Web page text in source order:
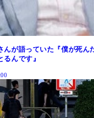
んが語っていた『僕が死ん
るんです』